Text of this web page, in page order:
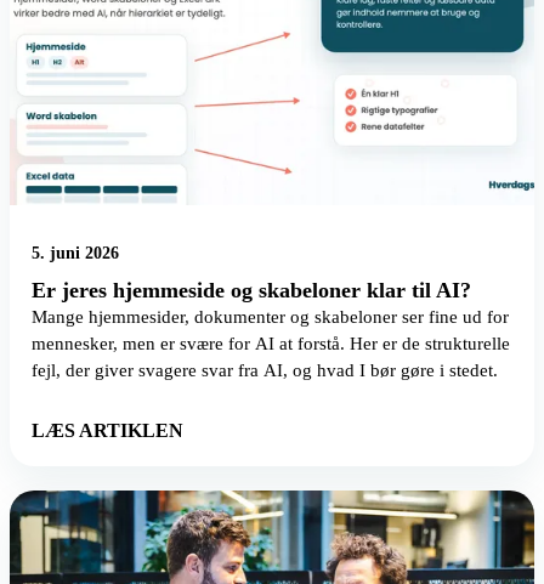
5. juni 2026
Er jeres hjemmeside og skabeloner klar til AI?
Mange hjemmesider, dokumenter og skabeloner ser fine ud for
mennesker, men er svære for AI at forstå. Her er de strukturelle
fejl, der giver svagere svar fra AI, og hvad I bør gøre i stedet.
LÆS ARTIKLEN